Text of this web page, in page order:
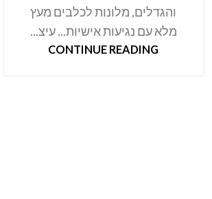
והגדלים, מלונות לכלבים מעץ
מלא עם נגיעות אישיות... עיצ...
CONTINUE READING